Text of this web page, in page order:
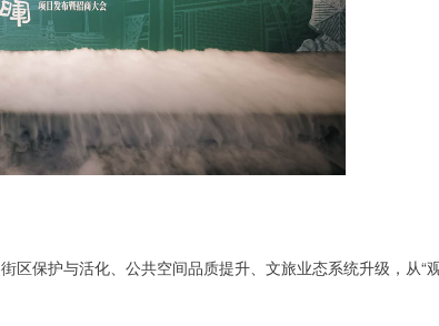
区保护与活化、公共空间品质提升、文旅业态系统升级，从“